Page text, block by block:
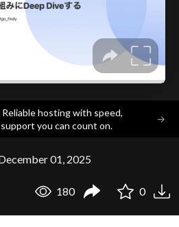
hosting with speed,
you can count on.
→
01, 2025
180 0